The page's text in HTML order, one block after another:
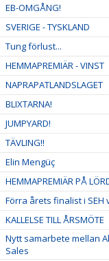
EB-OMGÅNG!
SVERIGE - TYSKLAND
Tung förlust...
HEMMAPREMIÄR - VINST
NAPRAPATLANDSLAGET
BLIXTARNA!
JUMPYARD!
TÄVLING!!
Elin Mengüç
HEMMAPREMIÄR PÅ
Förra årets finalist i SEH
KALLELSE TILL ÅRSMÖTE
Nytt samarbete mellan
Sales